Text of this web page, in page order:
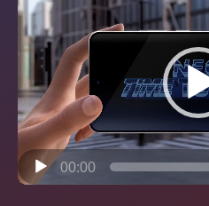
频
播
放
器
00:00